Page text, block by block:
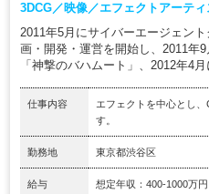
3DCG／映像／エフェクトアーテ
2011年5月にサイバーエージェン
画・開発・運営を開始し、2011年
「神撃のバハムート」、2012年4
仕事内容
エフェクトを中心とし
す。
勤務地 東京都渋谷区
給与
想定年収：400-1000万